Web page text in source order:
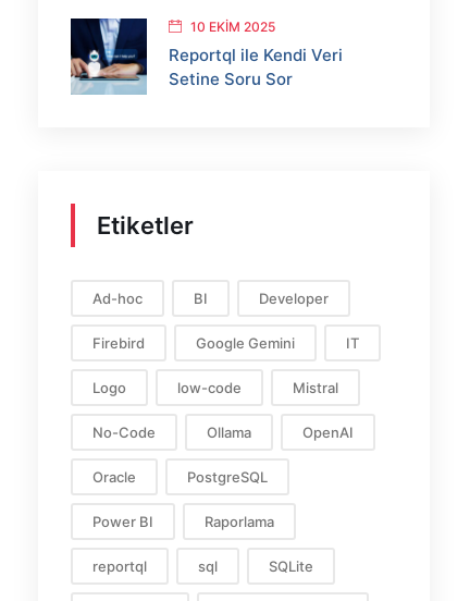
10 EKIM 2025
Reportql ile Kendi Veri
Setine Soru Sor
Etiketler
Ad-hoc BI Developer
Firebird Google Gemini IT
Logo low-code Mistral
No-Code Ollama OpenAI
Oracle PostgreSQL
Power BI Raporlama
reportql sql SQLite